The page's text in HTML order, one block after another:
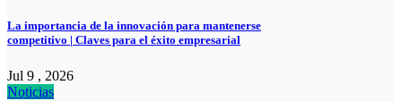
La importancia de la innovación para mantenerse
competitivo | Claves para el éxito empresarial
Jul 9 , 2026
Noticias